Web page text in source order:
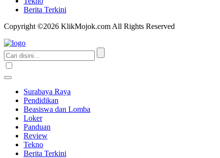
Berita Terkini
Copyright ©2026 KlikMojok.com All Rights Reserved
Surabaya Raya
Pendidikan
Beasiswa dan Lomba
Loker
Panduan
Review
Tekno
Berita Terkini